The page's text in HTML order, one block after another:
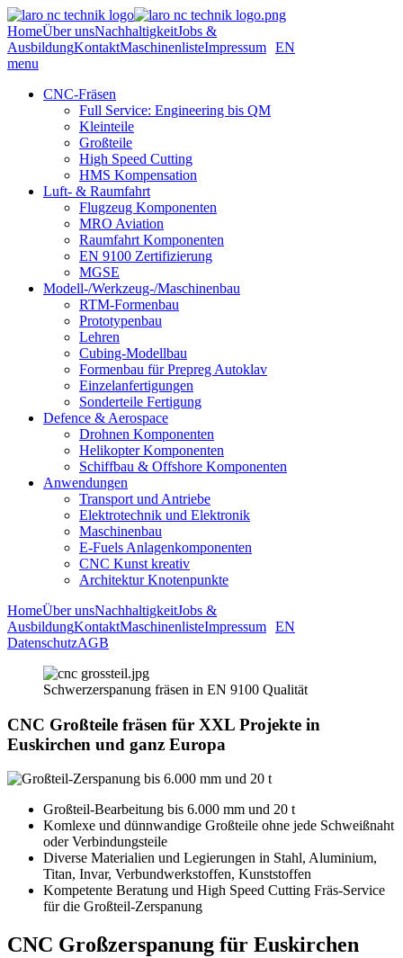
HomeÜber unsNachhaltigkeitJobs &
AusbildungKontaktMaschinenlisteImpressum EN
menu
CNC-Fräsen
Full Service: Engineering bis QM
Kleinteile
Großteile
High Speed Cutting
HMS Kompensation
Luft- & Raumfahrt
Flugzeug Komponenten
MRO Aviation
Raumfahrt Komponenten
EN 9100 Zertifizierung
MGSE
Modell-/Werkzeug-/Maschinenbau
RTM-Formenbau
Prototypenbau
Lehren
Cubing-Modellbau
Formenbau für Prepreg Autoklav
Einzelanfertigungen
Sonderteile Fertigung
Defence & Aerospace
Drohnen Komponenten
Helikopter Komponenten
Schiffbau & Offshore Komponenten
Anwendungen
Transport und Antriebe
Elektrotechnik und Elektronik
Maschinenbau
E-Fuels Anlagenkomponenten
CNC Kunst kreativ
Architektur Knotenpunkte
HomeÜber unsNachhaltigkeitJobs &
AusbildungKontaktMaschinenlisteImpressum EN
DatenschutzAGB
Schwerzerspanung fräsen in EN 9100 Qualität
CNC Großteile fräsen für XXL Projekte in
Euskirchen und ganz Europa
Großteil-Bearbeitung bis 6.000 mm und 20 t
Komlexe und dünnwandige Großteile ohne jede Schweißnaht
oder Verbindungsteile
Diverse Materialien und Legierungen in Stahl, Aluminium,
Titan, Invar, Verbundwerkstoffen, Kunststoffen
Kompetente Beratung und High Speed Cutting Fräs-Service
für die Großteil-Zerspanung
CNC Großzerspanung für Euskirchen